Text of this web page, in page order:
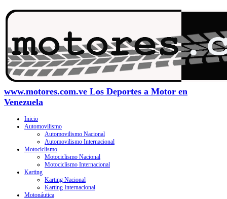
www.motores.com.ve Los Deportes a Motor en
Venezuela
Inicio
Automovilismo
Automovilismo Nacional
Automovilismo Internacional
Motociclismo
Motociclismo Nacional
Motociclismo Internacional
Karting
Karting Nacional
Karting Internacional
Motonáutica